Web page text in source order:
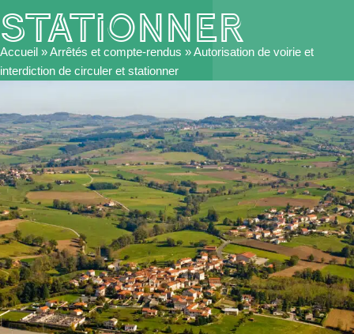
stationner
Accueil »Arrêtés et compte-rendus »Autorisation de voirie et
interdiction de circuler et stationner